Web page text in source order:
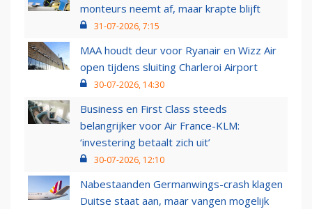
monteurs neemt af, maar krapte blijft
31-07-2026, 7:15
MAA houdt deur voor Ryanair en Wizz Air
open tijdens sluiting Charleroi Airport
30-07-2026, 14:30
Business en First Class steeds
belangrijker voor Air France-KLM:
‘investering betaalt zich uit’
30-07-2026, 12:10
Nabestaanden Germanwings-crash klagen
Duitse staat aan, maar vangen mogelijk